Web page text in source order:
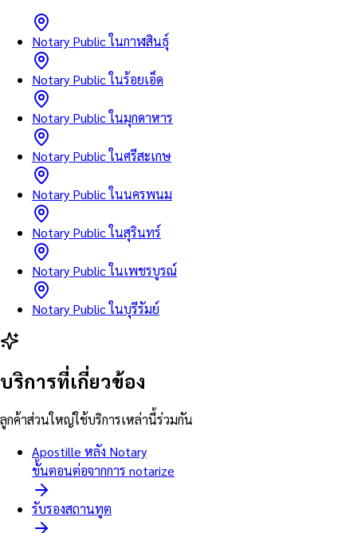
Notary Public ในกาฬสินธุ์
Notary Public ในร้อยเอ็ด
Notary Public ในมุกดาหาร
Notary Public ในศรีสะเกษ
Notary Public ในนครพนม
Notary Public ในสุรินทร์
Notary Public ในเพชรบูรณ์
Notary Public ในบุรีรัมย์
บริการที่เกี่ยวข้อง
ลูกค้าส่วนใหญ่ใช้บริการเหล่านี้ร่วมกัน
Apostille หลัง Notary
ขั้นตอนต่อจากการ notarize
รับรองสถานทูต